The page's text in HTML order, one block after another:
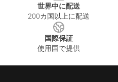
世界中に配送
200カ国以上に配送
国際保証
使用国で提供